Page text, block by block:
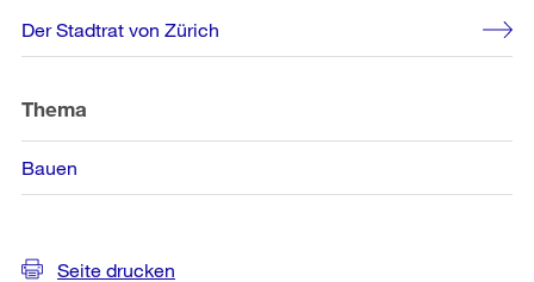
Weitere
Informationen
Der Stadtrat von Zürich
Thema
Bauen
Seite drucken